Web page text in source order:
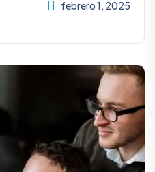
febrero 1, 2025